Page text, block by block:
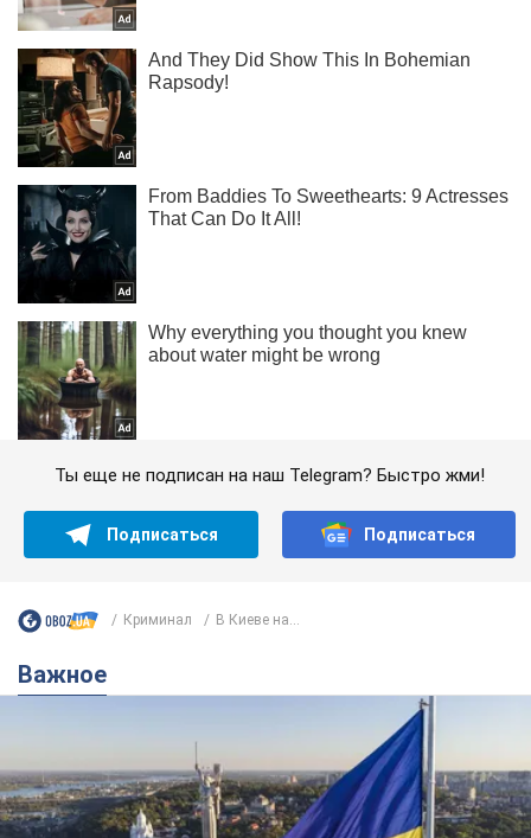
Ты еще не подписан на наш Telegram? Быстро жми!
Подписаться Подписаться
Криминал В Киеве на...
Важное